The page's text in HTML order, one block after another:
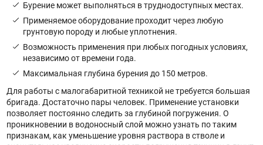
Бурение может выполняться в труднодоступных местах.
Применяемое оборудование проходит через любую
грунтовую породу и любые уплотнения.
Возможность применения при любых погодных условиях,
независимо от времени года.
Максимальная глубина бурения до 150 метров.
Для работы с малогабаритной техникой не требуется большая
бригада. Достаточно пары человек. Применение установки
позволяет постоянно следить за глубиной погружения. О
проникновении в водоносный слой можно узнать по таким
признакам, как уменьшение уровня раствора в стволе и